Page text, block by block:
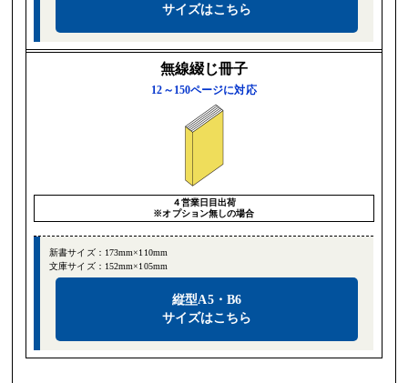
サイズはこちら
無線綴じ冊子
12～150ページに対応
４営業日目出荷
※オプション無しの場合
新書サイズ：173mm×110mm
文庫サイズ：152mm×105mm
縦型A5・B6
サイズはこちら